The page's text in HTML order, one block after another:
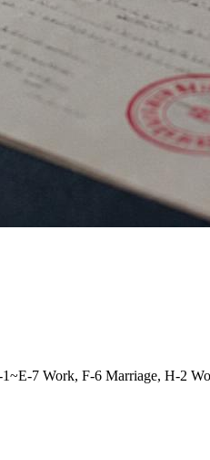
7 Work, F-6 Marriage, H-2